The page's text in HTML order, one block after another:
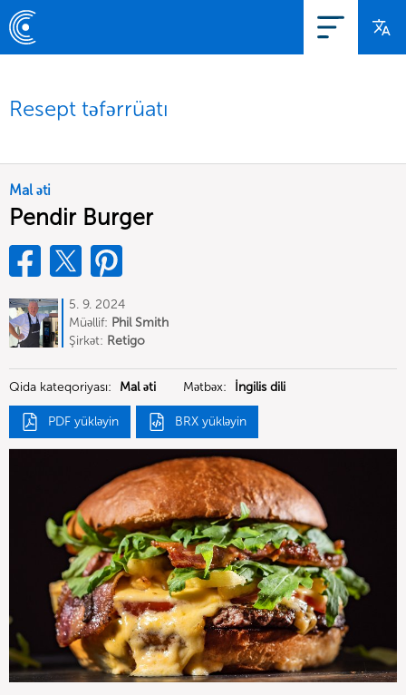
Resept təfərrüatı
Mal əti
Pendir Burger
5. 9. 2024
Müəllif: Phil Smith
Şirkət: Retigo
Qida kateqoriyası: Mal əti Mətbəx: İngilis dili
PDF yükləyin BRX yükləyin